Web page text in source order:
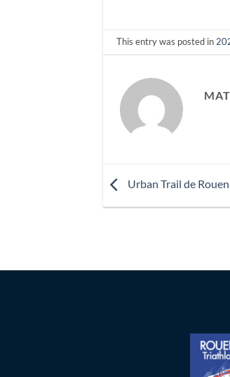
This entry was posted in
Urban Trail de